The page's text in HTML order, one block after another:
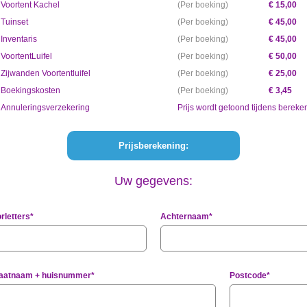
Voortent Kachel
Per boeking
€ 15,00
Tuinset
Per boeking
€ 45,00
Inventaris
Per boeking
€ 45,00
VoortentLuifel
Per boeking
€ 50,00
Zijwanden Voortentluifel
Per boeking
€ 25,00
Boekingskosten
Per boeking
€ 3,45
Annuleringsverzekering
Prijs wordt getoond tijdens
Uw gegevens:
Achternaam*
+ huisnummer* Postcode*